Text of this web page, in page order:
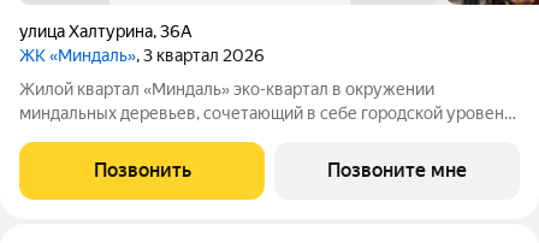
улица Халтурина,36А
ЖК «Миндаль», 3 квартал 2026
Жилой квартал «Миндаль» эко-квартал в окружении
миндальных деревьев, сочетающий в себе городской уровень
уюта загородной жизни. Жилой квартал «Миндаль»
расположен в Ялте природной сокровищнице
Позвонить Позвоните мне